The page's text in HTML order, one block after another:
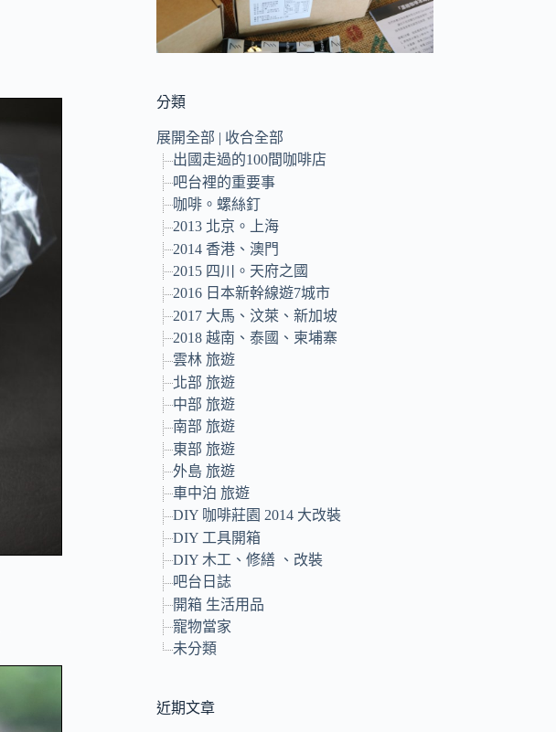
分類
展開全部 | 收合全部
出國走過的100間咖啡店
吧台裡的重要事
咖啡。螺絲釘
2013 北京。上海
2014 香港、澳門
2015 四川。天府之國
2016 日本新幹線遊7城市
2017 大馬、汶萊、新加坡
2018 越南、泰國、柬埔寨
雲林 旅遊
北部 旅遊
中部 旅遊
南部 旅遊
東部 旅遊
外島 旅遊
車中泊 旅遊
DIY 咖啡莊園 2014 大改裝
DIY 工具開箱
DIY 木工、修繕 、改裝
吧台日誌
開箱 生活用品
寵物當家
未分類
近期文章